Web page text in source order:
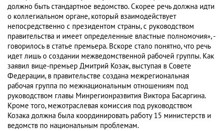
должно быть стандартное ведомство. Скорее речь должна идти
о коллегиальном органе, который взаимодействует
непосредственно с президентом страны, с руководством
правительства и имеет определенные властные полномочия», -
говорилось в статье премьера. Вскоре стало понятно, что речь
идет лишь о создании межведомственной рабочей группы. Как
заявил вице-премьер Дмитрий Козак, выступая в Совете
Федерации, в правительстве создана межрегиональная
рабочая группа по межнациональным отношениям под
руководством главы Минрегионразвития Виктора Басаргина.
Кроме того, межотраслевая комиссия под руководством
Козака должна была координировать работу 15 министерств и
ведомств по национальным проблемам.